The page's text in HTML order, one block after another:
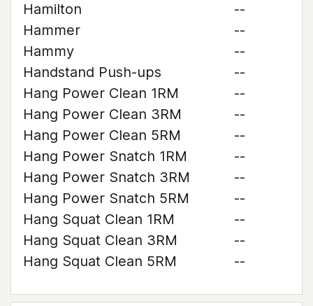
Hamilton
--
Hammer
--
Hammy
--
Handstand Push-ups
--
Hang Power Clean 1RM
--
Hang Power Clean 3RM
--
Hang Power Clean 5RM
--
Hang Power Snatch 1RM
--
Hang Power Snatch 3RM
--
Hang Power Snatch 5RM
--
Hang Squat Clean 1RM
--
Hang Squat Clean 3RM
--
Hang Squat Clean 5RM
--